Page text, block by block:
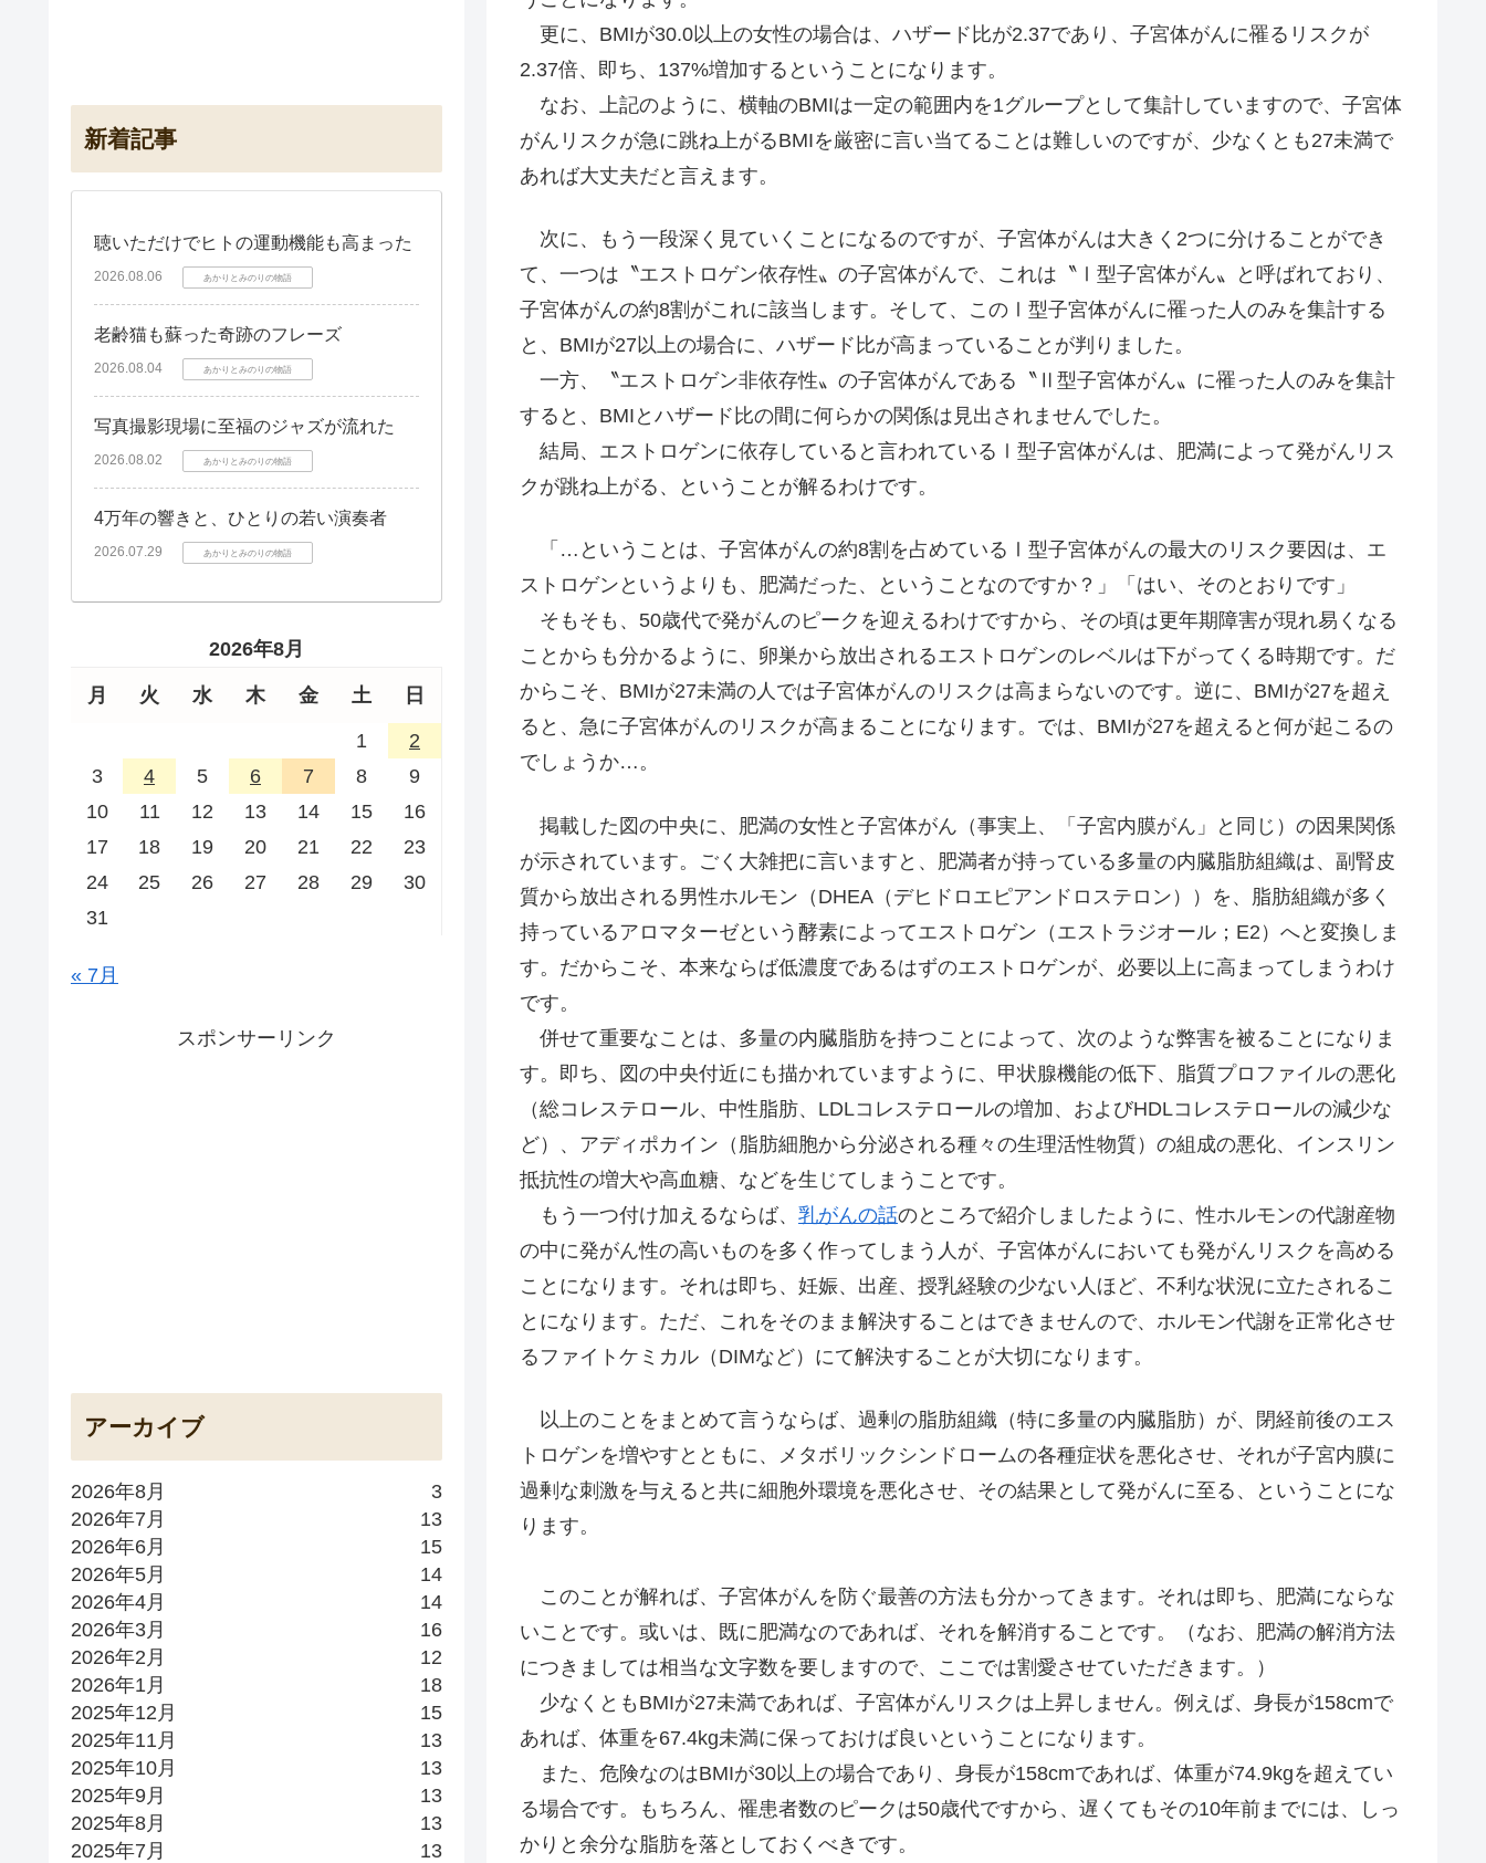
更に、BMIが30.0以上の女性の場合は、ハザード比が2.37であり、子宮体がんに罹るリスクが
2.37倍、即ち、137%増加するということになります。
なお、上記のように、横軸のBMIは一定の範囲内を1グループとして集計していますので、子宮体
がんリスクが急に跳ね上がるBMIを厳密に言い当てることは難しいのですが、少なくとも27未満で
あれば大丈夫だと言えます。
次に、もう一段深く見ていくことになるのですが、子宮体がんは大きく2つに分けることができ
て、一つは〝エストロゲン依存性〟の子宮体がんで、これは〝Ⅰ型子宮体がん〟と呼ばれており、
子宮体がんの約8割がこれに該当します。そして、このⅠ型子宮体がんに罹った人のみを集計する
と、BMIが27以上の場合に、ハザード比が高まっていることが判りました。
一方、〝エストロゲン非依存性〟の子宮体がんである〝Ⅱ型子宮体がん〟に罹った人のみを集計
すると、BMIとハザード比の間に何らかの関係は見出されませんでした。
結局、エストロゲンに依存していると言われているⅠ型子宮体がんは、肥満によって発がんリス
クが跳ね上がる、ということが解るわけです。
「…ということは、子宮体がんの約8割を占めているⅠ型子宮体がんの最大のリスク要因は、エ
ストロゲンというよりも、肥満だった、ということなのですか？」「はい、そのとおりです」
そもそも、50歳代で発がんのピークを迎えるわけですから、その頃は更年期障害が現れ易くなる
ことからも分かるように、卵巣から放出されるエストロゲンのレベルは下がってくる時期です。だ
からこそ、BMIが27未満の人では子宮体がんのリスクは高まらないのです。逆に、BMIが27を超え
ると、急に子宮体がんのリスクが高まることになります。では、BMIが27を超えると何が起こるの
でしょうか…。
掲載した図の中央に、肥満の女性と子宮体がん（事実上、「子宮内膜がん」と同じ）の因果関係
が示されています。ごく大雑把に言いますと、肥満者が持っている多量の内臓脂肪組織は、副腎皮
質から放出される男性ホルモン（DHEA（デヒドロエピアンドロステロン））を、脂肪組織が多く
持っているアロマターゼという酵素によってエストロゲン（エストラジオール；E2）へと変換しま
す。だからこそ、本来ならば低濃度であるはずのエストロゲンが、必要以上に高まってしまうわけ
です。
併せて重要なことは、多量の内臓脂肪を持つことによって、次のような弊害を被ることになりま
す。即ち、図の中央付近にも描かれていますように、甲状腺機能の低下、脂質プロファイルの悪化
（総コレステロール、中性脂肪、LDLコレステロールの増加、およびHDLコレステロールの減少な
ど）、アディポカイン（脂肪細胞から分泌される種々の生理活性物質）の組成の悪化、インスリン
抵抗性の増大や高血糖、などを生じてしまうことです。
もう一つ付け加えるならば、 乳がんの話のところで紹介しましたように、性ホルモンの代謝産物
の中に発がん性の高いものを多く作ってしまう人が、子宮体がんにおいても発がんリスクを高める
ことになります。それは即ち、妊娠、出産、授乳経験の少ない人ほど、不利な状況に立たされるこ
とになります。ただ、これをそのまま解決することはできませんので、ホルモン代謝を正常化させ
るファイトケミカル（DIMなど）にて解決することが大切になります。
以上のことをまとめて言うならば、過剰の脂肪組織（特に多量の内臓脂肪）が、閉経前後のエス
トロゲンを増やすとともに、メタボリックシンドロームの各種症状を悪化させ、それが子宮内膜に
過剰な刺激を与えると共に細胞外環境を悪化させ、その結果として発がんに至る、ということにな
ります。
このことが解れば、子宮体がんを防ぐ最善の方法も分かってきます。それは即ち、肥満にならな
いことです。或いは、既に肥満なのであれば、それを解消することです。（なお、肥満の解消方法
につきましては相当な文字数を要しますので、ここでは割愛させていただきます。）
少なくともBMIが27未満であれば、子宮体がんリスクは上昇しません。例えば、身長が158cmで
あれば、体重を67.4kg未満に保っておけば良いということになります。
また、危険なのはBMIが30以上の場合であり、身長が158cmであれば、体重が74.9kgを超えてい
る場合です。もちろん、罹患者数のピークは50歳代ですから、遅くてもその10年前までには、しっ
かりと余分な脂肪を落としておくべきです。
新着記事
聴いただけでヒトの運動機能も高まった
2026.08.06 あかりとみのりの物語
老齢猫も蘇った奇跡のフレーズ
2026.08.04 あかりとみのりの物語
写真撮影現場に至福のジャズが流れた
2026.08.02 あかりとみのりの物語
4万年の響きと、ひとりの若い演奏者
2026.07.29 あかりとみのりの物語
2026年8月
月 火 水 木 金 土 日
1
2
3
4 5 6 7 8
9
10
11 12 13 14 15
16
17
18 19 20 21 22
23
24
25 26 27 28 29
30
31
« 7月
スポンサーリンク
アーカイブ
2026年8月
3
2026年7月
13
2026年6月
15
2026年5月
14
2026年4月
14
2026年3月
16
2026年2月
12
2026年1月
18
2025年12月
15
2025年11月
13
2025年10月
13
2025年9月
13
2025年8月
13
2025年7月
13